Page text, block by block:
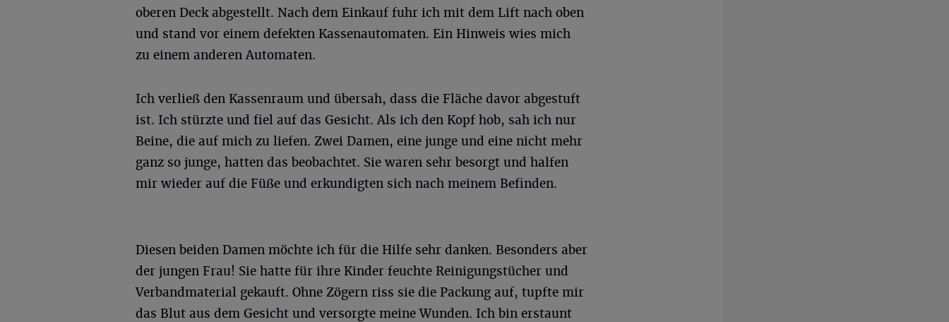
oberen Deck abgestellt. Nach dem Einkauf fuhr ich mit dem Lift nach oben
und stand vor einem defekten Kassenautomaten. Ein Hinweis wies mich
zu einem anderen Automaten.
Ich verließ den Kassenraum und übersah, dass die Fläche davor abgestuft
ist. Ich stürzte und fiel auf das Gesicht. Als ich den Kopf hob, sah ich nur
Beine, die auf mich zu liefen. Zwei Damen, eine junge und eine nicht mehr
ganz so junge, hatten das beobachtet. Sie waren sehr besorgt und halfen
mir wieder auf die Füße und erkundigten sich nach meinem Befinden.
Diesen beiden Damen möchte ich für die Hilfe sehr danken. Besonders aber
der jungen Frau! Sie hatte für ihre Kinder feuchte Reinigungstücher und
Verbandmaterial gekauft. Ohne Zögern riss sie die Packung auf, tupfte mir
das Blut aus dem Gesicht und versorgte meine Wunden. Ich bin erstaunt